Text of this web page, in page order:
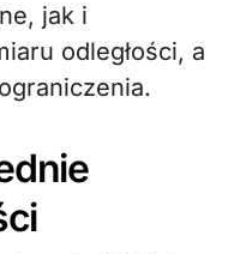
jak i
odległości, a